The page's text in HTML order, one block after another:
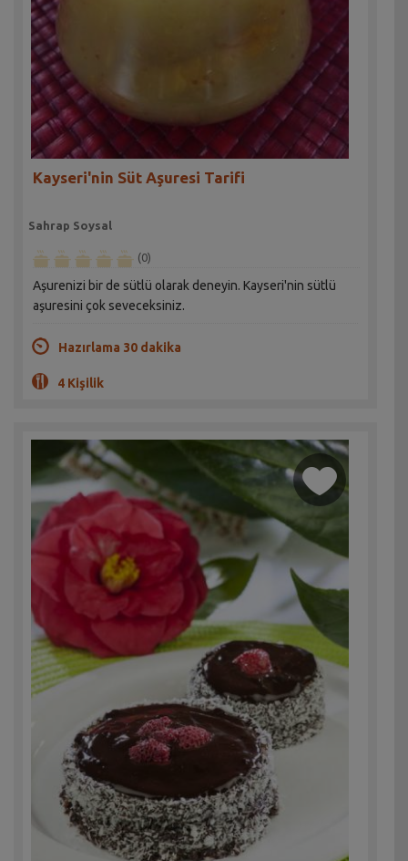
Kayseri'nin Süt Aşuresi Tarifi
Sahrap Soysal
(0)
Aşurenizi bir de sütlü olarak deneyin. Kayseri'nin sütlü
aşuresini çok seveceksiniz.
Hazırlama 30 dakika
4 Kişilik